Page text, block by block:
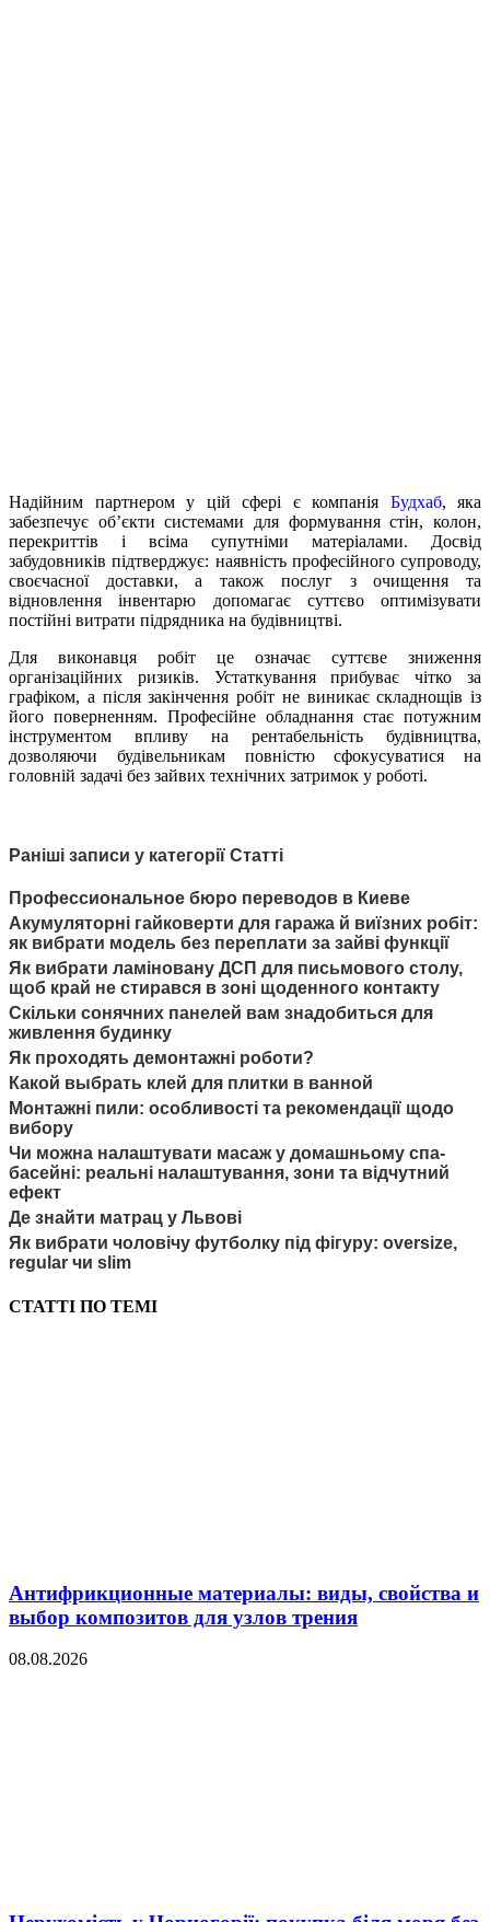
Надійним партнером у цій сфері є компанія Будхаб, яка
забезпечує об’єкти системами для формування стін, колон,
перекриттів і всіма супутніми матеріалами. Досвід
забудовників підтверджує: наявність професійного супроводу,
своєчасної доставки, а також послуг з очищення та
відновлення інвентарю допомагає суттєво оптимізувати
постійні витрати підрядника на будівництві.
Для виконавця робіт це означає суттєве зниження
організаційних ризиків. Устаткування прибуває чітко за
графіком, а після закінчення робіт не виникає складнощів із
його поверненням. Професійне обладнання стає потужним
інструментом впливу на рентабельність будівництва,
дозволяючи будівельникам повністю сфокусуватися на
головній задачі без зайвих технічних затримок у роботі.
Раніші записи у категорії Статті
Профессиональное бюро переводов в Киеве
Акумуляторні гайковерти для гаража й виїзних робіт:
як вибрати модель без переплати за зайві функції
Як вибрати ламіновану ДСП для письмового столу,
щоб край не стирався в зоні щоденного контакту
Скільки сонячних панелей вам знадобиться для
живлення будинку
Як проходять демонтажні роботи?
Какой выбрать клей для плитки в ванной
Монтажні пили: особливості та рекомендації щодо
вибору
Чи можна налаштувати масаж у домашньому спа-
басейні: реальні налаштування, зони та відчутний
ефект
Де знайти матрац у Львові
Як вибрати чоловічу футболку під фігуру: oversize,
regular чи slim
СТАТТІ ПО ТЕМІ
Антифрикционные материалы: виды, свойства и
выбор композитов для узлов трения
08.08.2026